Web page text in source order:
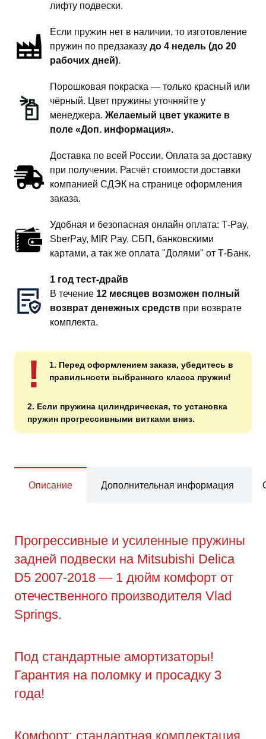
дюйм
комфорт
лифту подвески.
Если пружин нет в наличии, то изготовление
пружин по предзаказу до 4 недель (до 20
рабочих дней).
Порошковая покраска — только красный или
чёрный. Цвет пружины уточняйте у
менеджера. Желаемый цвет укажите в
поле «Доп. информация».
Доставка по всей России. Оплата за доставку
при получении. Расчёт стоимости доставки
компанией СДЭК на странице оформления
заказа.
Удобная и безопасная онлайн оплата: T‑Pay,
SberPay, MIR Pay, СБП, банковскими
картами, а так же оплата "Долями" от Т-Банк.
1 год тест-драйв
В течение 12 месяцев возможен полный
возврат денежных средств при возврате
комплекта.
!
1. Перед оформлением заказа, убедитесь в
правильности выбранного класса пружин!
2. Если пружина цилиндрическая, то установка
пружин прогрессивными витками вниз.
Описание Дополнительная информация
Прогрессивные и усиленные пружины
задней подвески на Mitsubishi Delica
D5 2007-2018 — 1 дюйм комфорт от
отечественного производителя Vlad
Springs.
Под стандартные амортизаторы!
Гарантия на поломку и просадку 3
года!
Комфорт: стандартная комплектация